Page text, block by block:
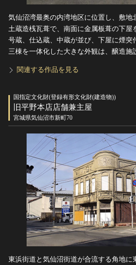
気仙沼湾最奥の内湾地区に位置し、敷地
土蔵造桟瓦葺で、南面に金属板葺の下屋
号蔵、仕込蔵、中蔵が並び、下屋に煙突
三棟を一体化した大きな外観は、醸造施
関連する作品を見る
国指定文化財(登録有形文化財(建造物))
旧平野本店店舗兼主屋
宮城県気仙沼市新町70
東浜街道と気仙沼街道が合流する角地に